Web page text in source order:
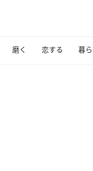
磨く 恋する 暮